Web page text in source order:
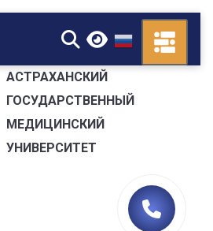
▼
АСТРАХАНСКИЙ
ГОСУДАРСТВЕННЫЙ
МЕДИЦИНСКИЙ
УНИВЕРСИТЕТ